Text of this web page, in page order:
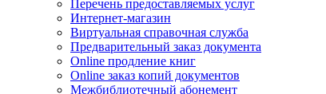
Перечень предоставляемых услуг
Интернет-магазин
Виртуальная справочная служба
Предварительный заказ документа
Online продление книг
Online заказ копий документов
Межбиблиотечный абонемент